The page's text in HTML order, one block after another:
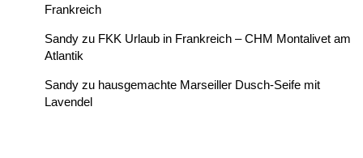
Frankreich
Sandy zu FKK Urlaub in Frankreich – CHM Montalivet am
Atlantik
Sandy zu hausgemachte Marseiller Dusch-Seife mit
Lavendel